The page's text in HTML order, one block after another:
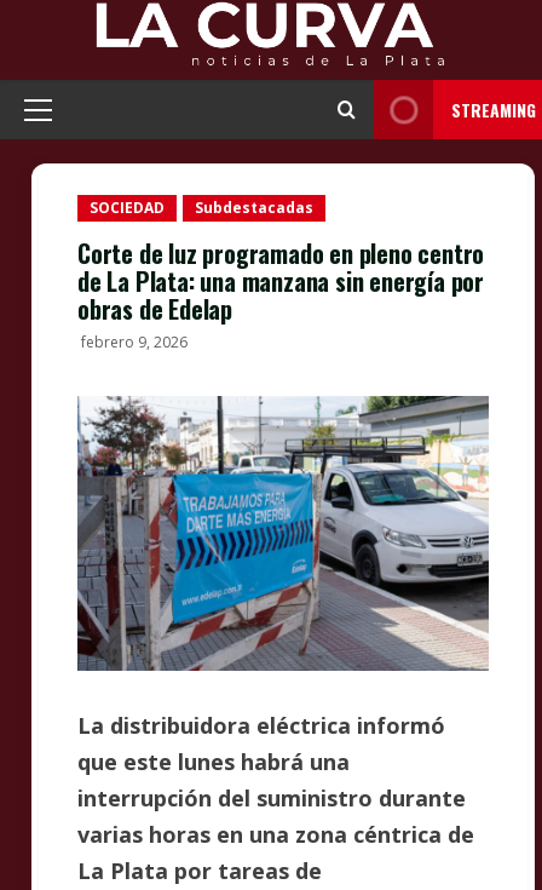
content
Primary
STREAMING
SOCIEDAD Subdestacadas
Corte de luz programado en pleno centro
de La Plata: una manzana sin energía por
obras de Edelap
febrero 9, 2026
La distribuidora eléctrica informó
que este lunes habrá una
interrupción del suministro durante
varias horas en una zona céntrica de
La Plata por tareas de